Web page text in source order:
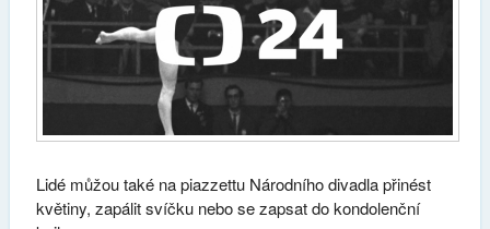
Lidé můžou také na piazzettu Národního divadla přinést
květiny, zapálit svíčku nebo se zapsat do kondolenční